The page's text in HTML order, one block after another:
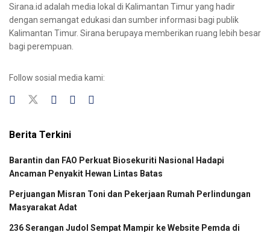
Sirana.id adalah media lokal di Kalimantan Timur yang hadir
dengan semangat edukasi dan sumber informasi bagi publik
Kalimantan Timur. Sirana berupaya memberikan ruang lebih besar
bagi perempuan.
Follow sosial media kami:
Berita Terkini
Barantin dan FAO Perkuat Biosekuriti Nasional Hadapi
Ancaman Penyakit Hewan Lintas Batas
Perjuangan Misran Toni dan Pekerjaan Rumah Perlindungan
Masyarakat Adat
236 Serangan Judol Sempat Mampir ke Website Pemda di